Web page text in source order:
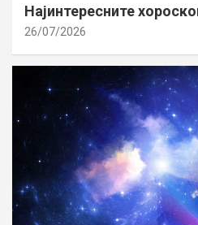
Најинтересните
26/07/2026